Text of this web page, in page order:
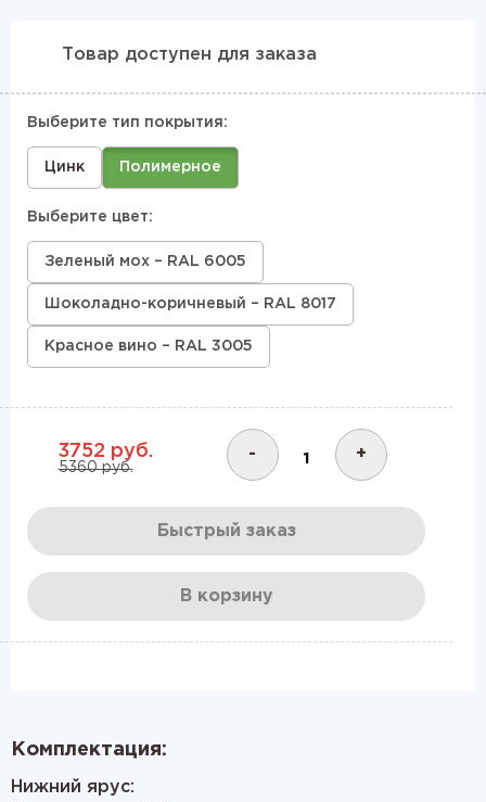
Товар доступен для заказа
Выберите тип покрытия:
Цинк Полимерное
Выберите цвет:
Зеленый мох – RAL 6005
Шоколадно-коричневый – RAL 8017
Красное вино – RAL 3005
3752 руб.
5360 руб.
- +
Быстрый заказ
В корзину
Комплектация:
Нижний ярус: